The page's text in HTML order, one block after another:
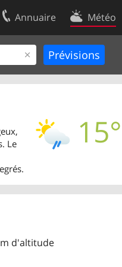
Annuaire Météo
15°
Le
m d'altitude
Contact
Conditions